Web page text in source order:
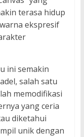
terasa hidup
ekspresif
ini semakin
salah satu
memodifikasi
yang ceria
diketahui
unik dengan